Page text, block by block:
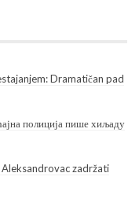
Dramatičan pad
полиција пише хиљаду
zadržati